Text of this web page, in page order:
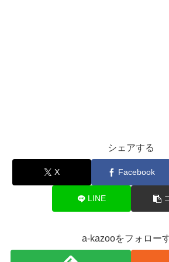
シェアする
X Facebook
LINE
a-kazooをフォロー